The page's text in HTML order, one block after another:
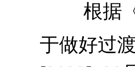
根据
于做好过